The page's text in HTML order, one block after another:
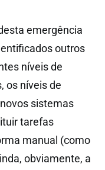
emergência
outros
níveis de
os níveis de
sistemas
tarefas
manual (como
obviamente, a